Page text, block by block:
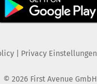
| Privacy Einstellungen
© 2026 First Avenue GmbH